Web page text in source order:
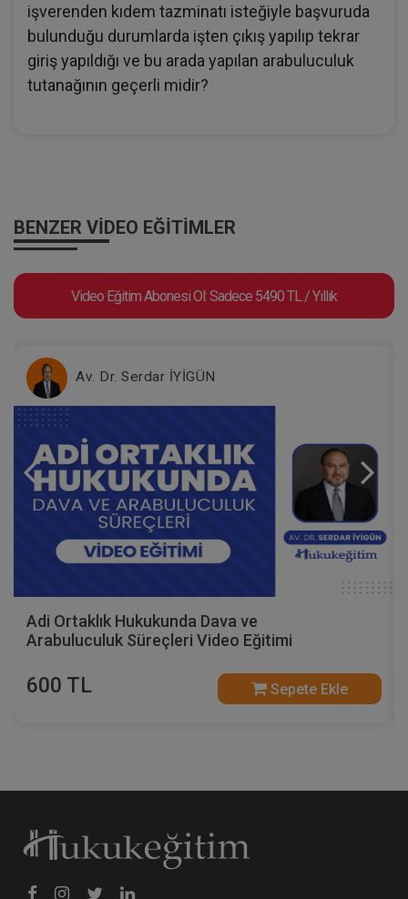
işverenden kıdem tazminatı isteğiyle başvuruda
bulunduğu durumlarda işten çıkış yapılıp tekrar
giriş yapıldığı ve bu arada yapılan arabuluculuk
tutanağının geçerli midir?
BENZER VIDEO EĞITIMLER
Video Eğitim Abonesi Ol: Sadece 5490 TL / Yıllık
Av. Dr. Serdar İYİGÜN
Adi Ortaklık Hukukunda Dava ve
Arabuluculuk Süreçleri Video Eğitimi
600 TL Sepete Ekle